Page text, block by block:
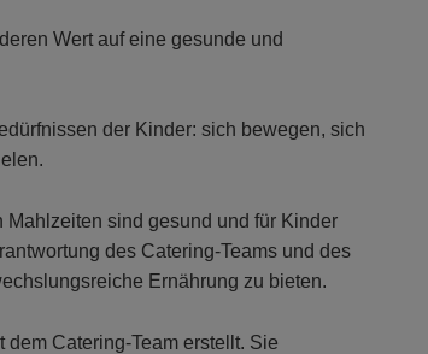
Wert auf eine gesunde und
der Kinder: sich bewegen, sich
sind gesund und für Kinder
des Catering-Teams und des
Ernährung zu bieten.
Catering-Team erstellt. Sie